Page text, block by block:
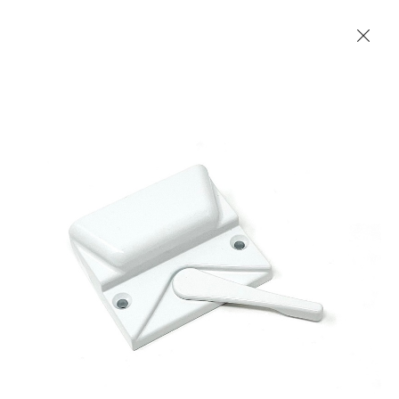
Contact